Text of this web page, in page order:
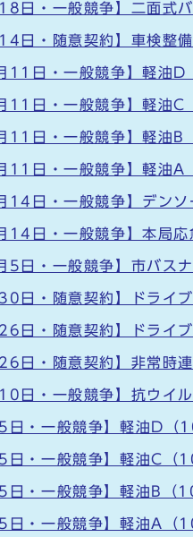
日・一般競争】二面式
14日・随意契約】車検
11日・一般競争】軽油
11日・一般競争】軽油
11日・一般競争】軽油
11日・一般競争】軽油
14日・一般競争】デンソ
14日・一般競争】本局応
5日・一般競争】市バス
日・随意契約】ドライ
日・随意契約】ドライ
日・随意契約】非常時
日・一般競争】抗ウイ
日・一般競争】軽油D
日・一般競争】軽油C（
日・一般競争】軽油B（
日・一般競争】軽油A（